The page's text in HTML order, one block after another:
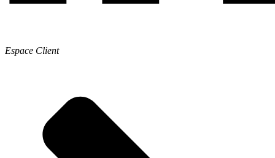
Espace Client